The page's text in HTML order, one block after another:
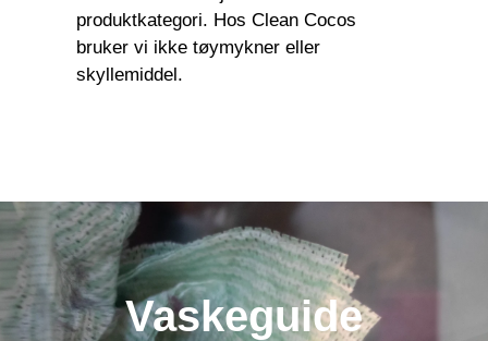
produktkategori. Hos Clean Cocos
bruker vi ikke tøymykner eller
skyllemiddel.
Vaskeguide